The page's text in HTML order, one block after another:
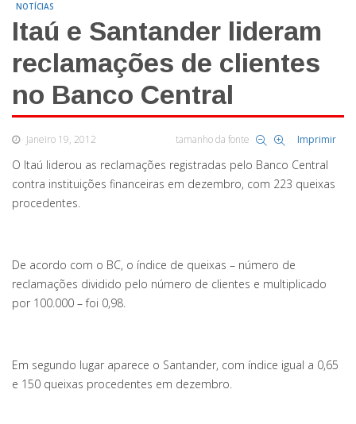
NOTÍCIAS
Itaú e Santander lideram
reclamações de clientes
no Banco Central
Janeiro 19, 2012 tamanho da fonte Imprimir
O Itaú liderou as reclamações registradas pelo Banco Central
contra instituições financeiras em dezembro, com 223 queixas
procedentes.
De acordo com o BC, o índice de queixas – número de
reclamações dividido pelo número de clientes e multiplicado
por 100.000 – foi 0,98.
Em segundo lugar aparece o Santander, com índice igual a 0,65
e 150 queixas procedentes em dezembro.